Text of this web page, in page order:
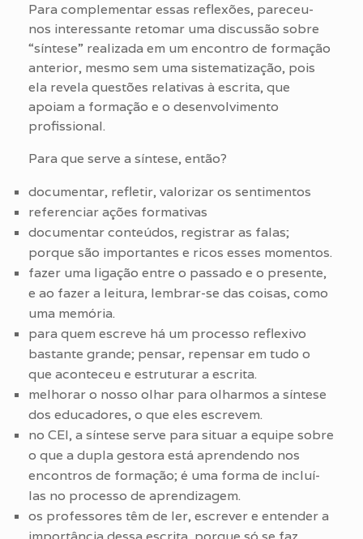
Para complementar essas reflexões, pareceu-
nos interessante retomar uma discussão sobre
“síntese” realizada em um encontro de formação
anterior, mesmo sem uma sistematização, pois
ela revela questões relativas à escrita, que
apoiam a formação e o desenvolvimento
profissional.
Para que serve a síntese, então?
documentar, refletir, valorizar os sentimentos
referenciar ações formativas
documentar conteúdos, registrar as falas;
porque são importantes e ricos esses momentos.
fazer uma ligação entre o passado e o presente,
e ao fazer a leitura, lembrar-se das coisas, como
uma memória.
para quem escreve há um processo reflexivo
bastante grande; pensar, repensar em tudo o
que aconteceu e estruturar a escrita.
melhorar o nosso olhar para olharmos a síntese
dos educadores, o que eles escrevem.
no CEI, a síntese serve para situar a equipe sobre
o que a dupla gestora está aprendendo nos
encontros de formação; é uma forma de incluí-
las no processo de aprendizagem.
os professores têm de ler, escrever e entender a